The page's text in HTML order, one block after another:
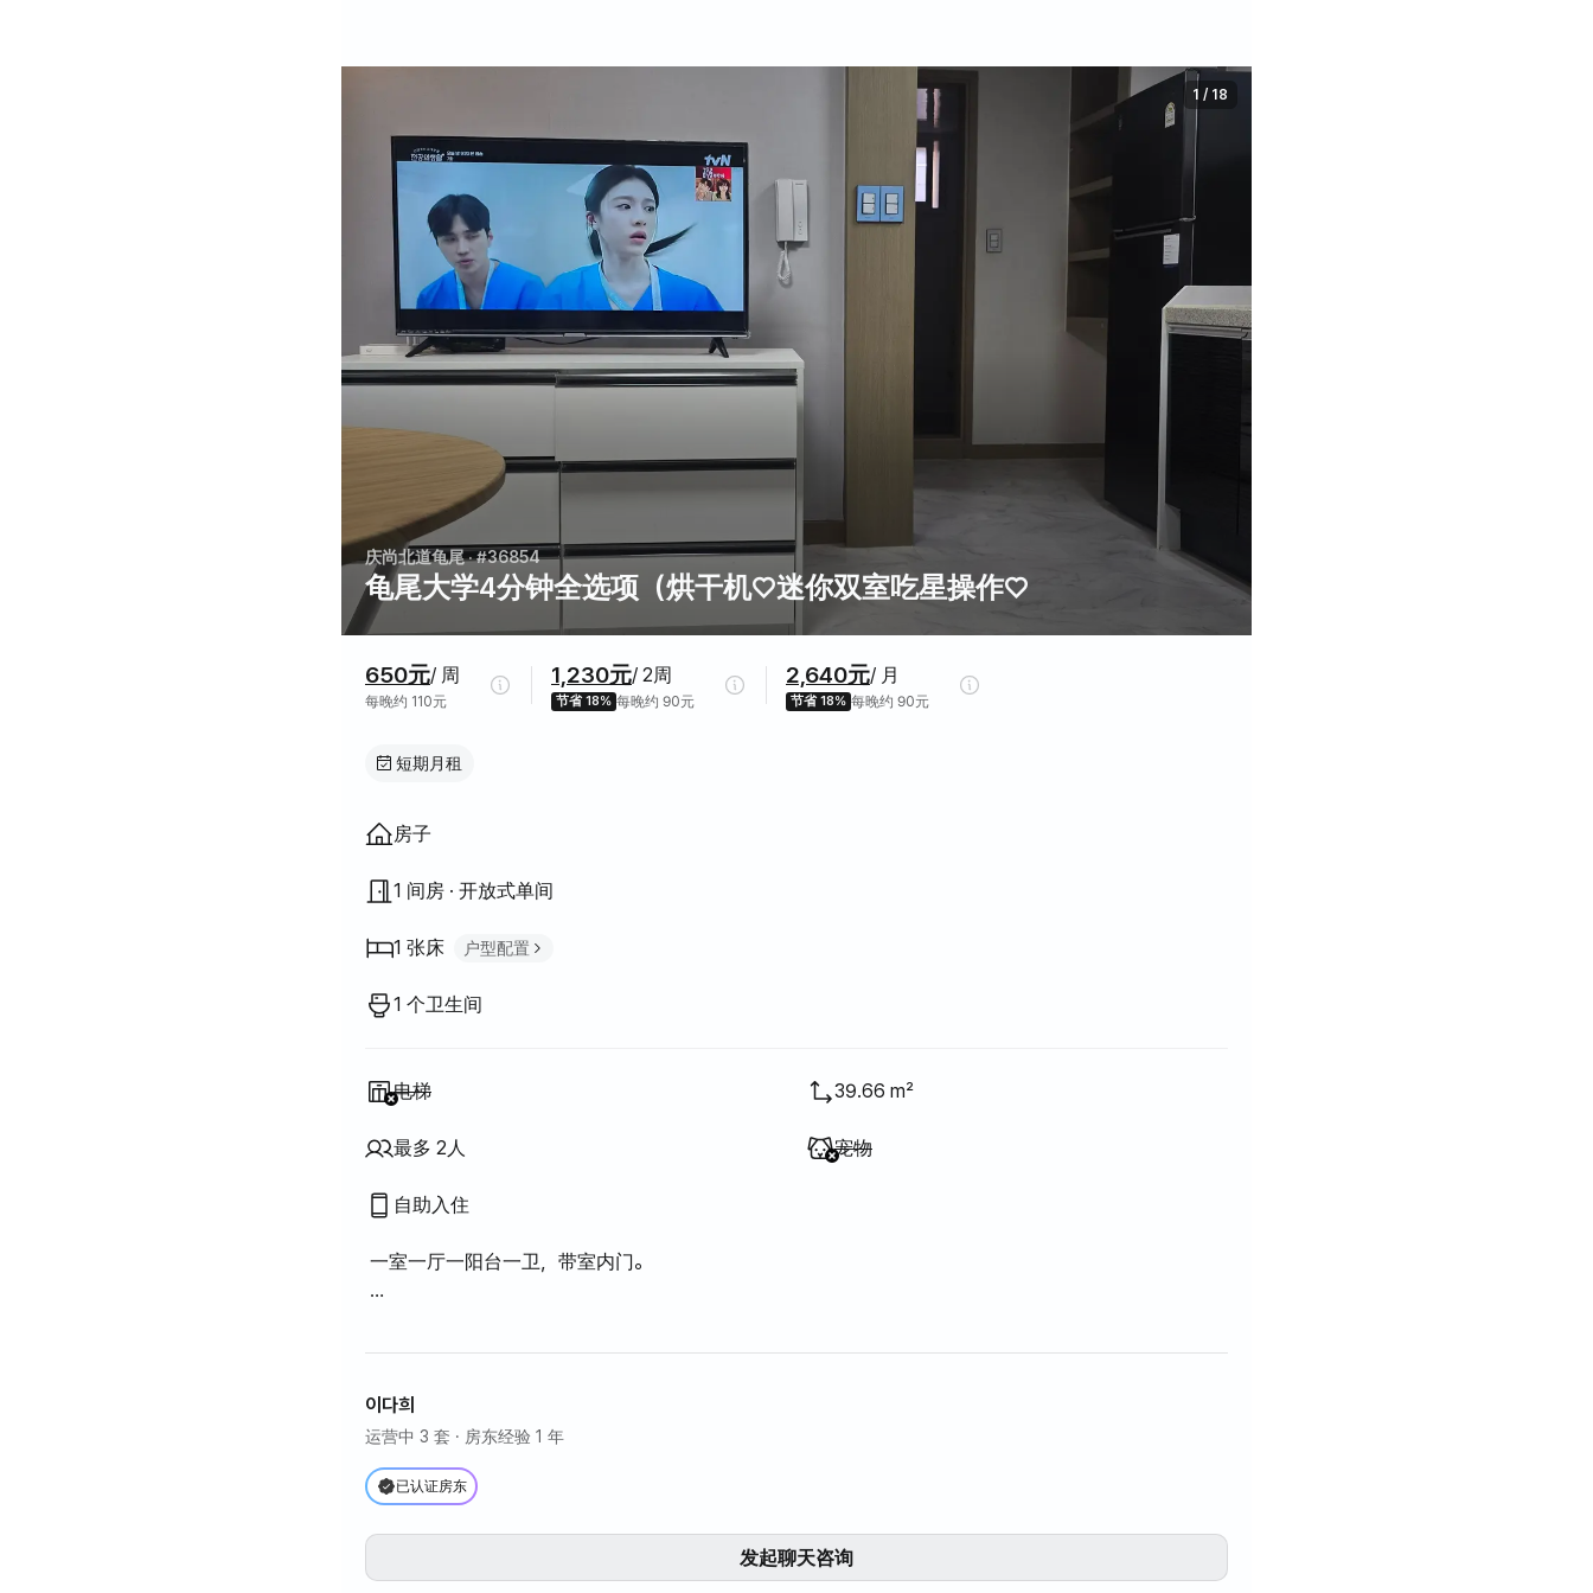
庆尚北道龟尾· #36854
龟尾大学4分钟全选项（烘干机♡迷你双室吃星操作♡
1 / 18
650元/ 周
每晚约 110元
1,230元/ 2周
节省 18% 每晚约 90元
2,640元/ 月
节省 18% 每晚约 90元
短期月租
房屋结构
房子
1 间房 · 开放式单间
1 张床 户型配置
1 个卫生间
不提供
电梯 39.66 m²
最多 2人 不提供
宠物
自助入住
一室一厅一阳台一卫，带室内门。
请检查网络和电视是否正常。
清洁费最高可达7万韩元，具体金额视房屋状况而定。
이다희
运营中 3 套 · 房东经验 1 年
已认证房东
发起聊天咨询